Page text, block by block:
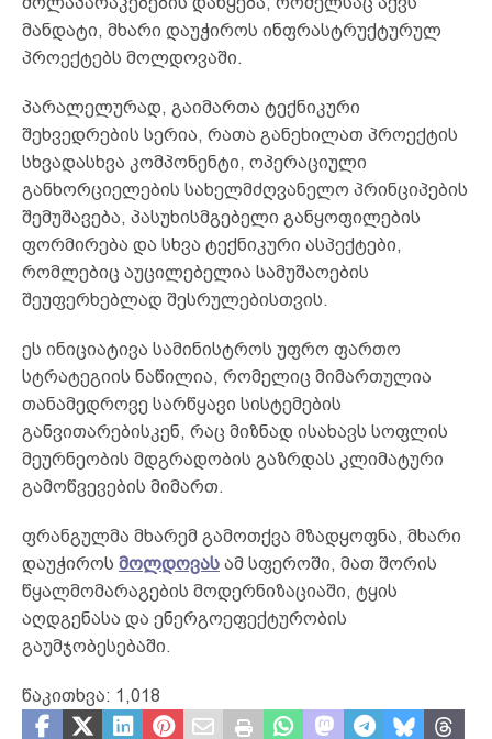
მანდატი, მხარი დაუჭიროს ინფრასტრუქტურულ
პროექტებს მოლდოვაში.
პარალელურად, გაიმართა ტექნიკური
შეხვედრების სერია, რათა განეხილათ პროექტის
სხვადასხვა კომპონენტი, ოპერაციული
განხორციელების სახელმძღვანელო პრინციპების
შემუშავება, პასუხისმგებელი განყოფილების
ფორმირება და სხვა ტექნიკური ასპექტები,
რომლებიც აუცილებელია სამუშაოების
შეუფერხებლად შესრულებისთვის.
ეს ინიციატივა სამინისტროს უფრო ფართო
სტრატეგიის ნაწილია, რომელიც მიმართულია
თანამედროვე სარწყავი სისტემების
განვითარებისკენ, რაც მიზნად ისახავს სოფლის
მეურნეობის მდგრადობის გაზრდას კლიმატური
გამოწვევების მიმართ.
ფრანგულმა მხარემ გამოთქვა მზადყოფნა, მხარი
დაუჭიროს მოლდოვას ამ სფეროში, მათ შორის
წყალმომარაგების მოდერნიზაციაში, ტყის
აღდგენასა და ენერგოეფექტურობის
გაუმჯობესებაში.
წაკითხვა: 1,018